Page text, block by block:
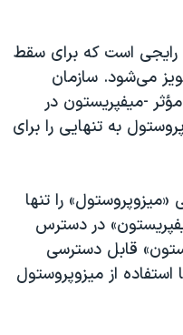
رایجی است که برای سقط
می‌شود. سازمان
-میفپریستون در
به تنهایی را برای
را تنها
در دسترس
قابل دسترسی
از میزوپروستول